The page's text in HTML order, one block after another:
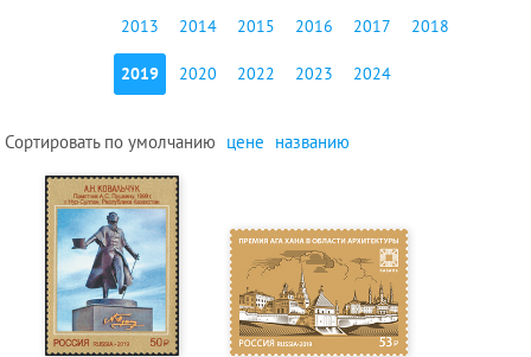
2013 2014 2015 2016 2017 2018
2019 2020 2022 2023 2024
Сортировать поумолчанию цене названию